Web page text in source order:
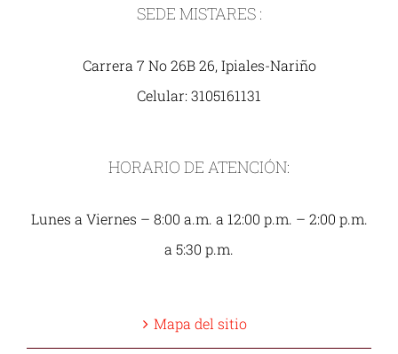
SEDE MISTARES :
Carrera 7 No 26B 26, Ipiales-Nariño
Celular: 3105161131
HORARIO DE ATENCIÓN:
Lunes a Viernes – 8:00 a.m. a 12:00 p.m. – 2:00 p.m.
a 5:30 p.m.
Mapa del sitio